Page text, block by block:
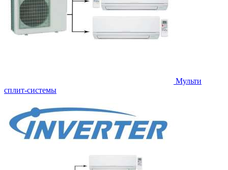
Мульти
сплит-системы